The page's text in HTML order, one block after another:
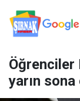
Öğrenciler
yarın